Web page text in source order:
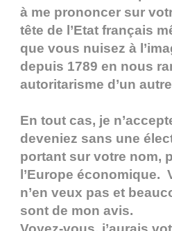
à me prononcer sur
tête de l’Etat français
que vous nuisez à
depuis 1789 en nous
autoritarisme d’un
En tout cas, je
deveniez sans une
portant sur votre nom,
l’Europe économique.
n’en veux pas et
sont de mon avis.